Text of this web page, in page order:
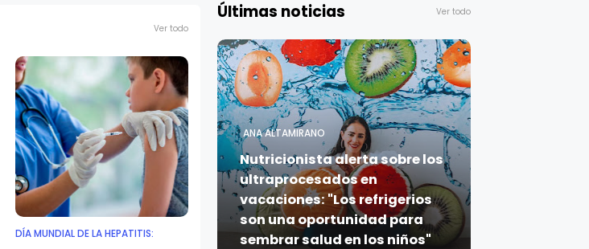
Ver todo
DÍA MUNDIAL DE LA HEPATITIS:
Últimas noticias Ver todo
ANA ALTAMIRANO
Nutricionista alerta sobre los
ultraprocesados en
vacaciones: "Los refrigerios
son una oportunidad para
sembrar salud en los niños"